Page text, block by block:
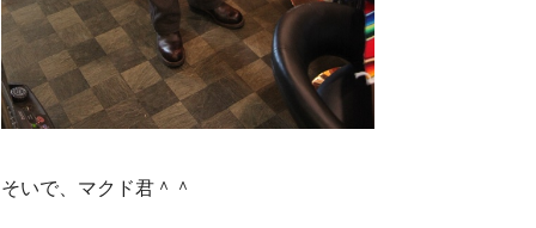
そいで、マクド君＾＾